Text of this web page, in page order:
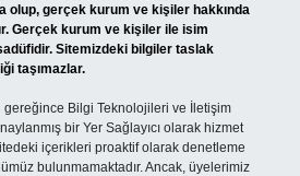
olup, gerçek kurum ve kişiler hakkında
Gerçek kurum ve kişiler ile isim
Sitemizdeki bilgiler taslak
taşımazlar.
gereğince Bilgi Teknolojileri ve İletişim
bir Yer Sağlayıcı olarak hizmet
içerikleri proaktif olarak denetleme
bulunmamaktadır. Ancak, üyelerimiz